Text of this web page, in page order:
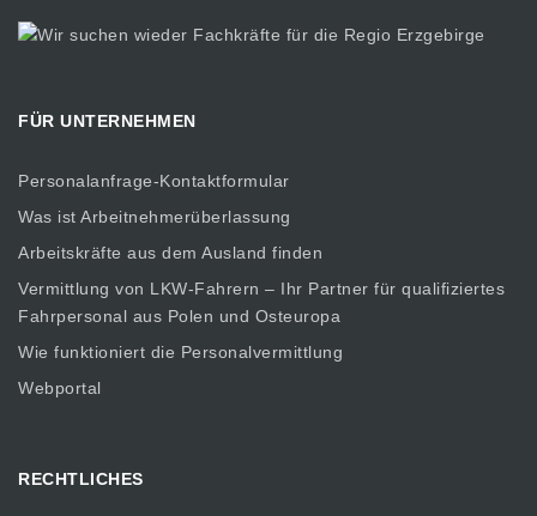
FÜR UNTERNEHMEN
Personalanfrage-Kontaktformular
Was ist Arbeitnehmerüberlassung
Arbeitskräfte aus dem Ausland finden
Vermittlung von LKW-Fahrern – Ihr Partner für qualifiziertes
Fahrpersonal aus Polen und Osteuropa
Wie funktioniert die Personalvermittlung
Webportal
RECHTLICHES